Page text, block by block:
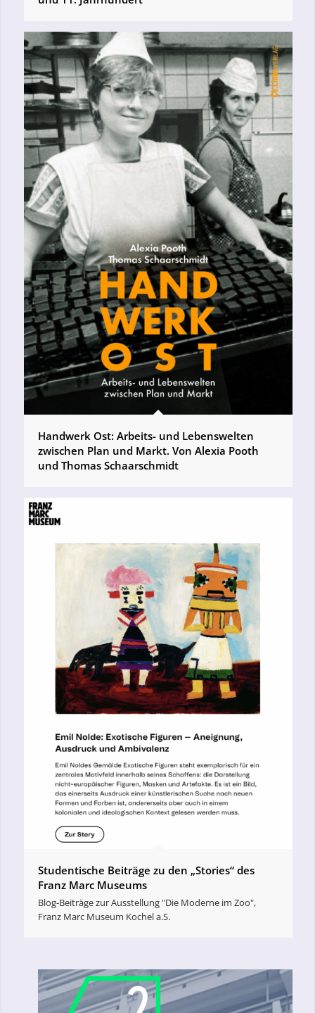
Handwerk Ost: Arbeits- und Lebenswelten
zwischen Plan und Markt. Von Alexia Pooth
und Thomas Schaarschmidt
Studentische Beiträge zu den „Stories“ des
Franz Marc Museums
Blog-Beiträge zur Ausstellung "Die Moderne im Zoo",
Franz Marc Museum Kochel a.S.